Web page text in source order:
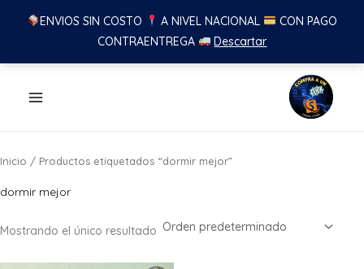
ENVIOS SIN COSTO A NIVEL NACIONAL
CON PAGO
CONTRAENTREGA
Descartar
Inicio / Productos etiquetados “dormir mejor”
dormir mejor
Mostrando el único resultado